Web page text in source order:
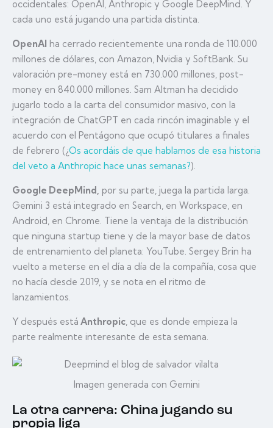
occidentales: OpenAI, Anthropic y Google DeepMind. Y
cada uno está jugando una partida distinta.
OpenAI ha cerrado recientemente una ronda de 110.000
millones de dólares, con Amazon, Nvidia y SoftBank. Su
valoración pre-money está en 730.000 millones, post-
money en 840.000 millones. Sam Altman ha decidido
jugarlo todo a la carta del consumidor masivo, con la
integración de ChatGPT en cada rincón imaginable y el
acuerdo con el Pentágono que ocupó titulares a finales
de febrero (¿Os acordáis de que hablamos de esa historia
del veto a Anthropic hace unas semanas?).
Google DeepMind, por su parte, juega la partida larga.
Gemini 3 está integrado en Search, en Workspace, en
Android, en Chrome. Tiene la ventaja de la distribución
que ninguna startup tiene y de la mayor base de datos
de entrenamiento del planeta: YouTube. Sergey Brin ha
vuelto a meterse en el día a día de la compañía, cosa que
no hacía desde 2019, y se nota en el ritmo de
lanzamientos.
Y después está Anthropic, que es donde empieza la
parte realmente interesante de esta semana.
Imagen generada con Gemini
La otra carrera: China jugando su
propia liga